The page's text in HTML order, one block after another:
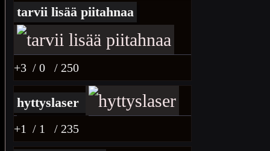
tarvii lisää piitahnaa
+3 / 0 / 250
hyttyslaser
+1 / 1 / 235